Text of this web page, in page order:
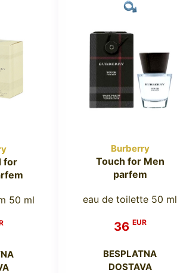
for
50 ml
Burberry
Touch for Men
parfem
eau de toilette 50 ml
36 EUR
BESPLATNA
DOSTAVA